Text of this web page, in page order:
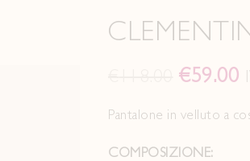
€59.00
Pantalone in velluto a
COMPOSIZIONE: